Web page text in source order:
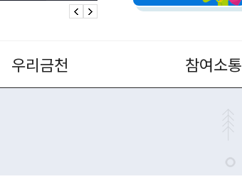
우리금천 참여소통